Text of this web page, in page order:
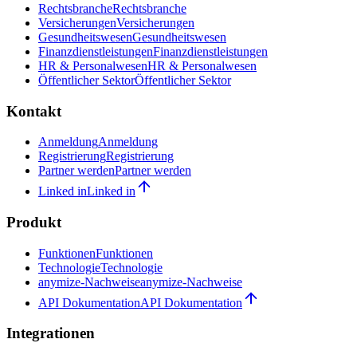
RechtsbrancheRechtsbranche
VersicherungenVersicherungen
GesundheitswesenGesundheitswesen
FinanzdienstleistungenFinanzdienstleistungen
HR & PersonalwesenHR & Personalwesen
Öffentlicher SektorÖffentlicher Sektor
Kontakt
AnmeldungAnmeldung
RegistrierungRegistrierung
Partner werdenPartner werden
Linked inLinked in
Produkt
FunktionenFunktionen
TechnologieTechnologie
anymize-Nachweiseanymize-Nachweise
API DokumentationAPI Dokumentation
Integrationen